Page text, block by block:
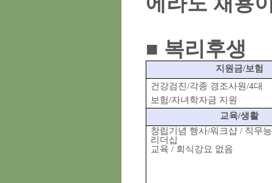
■ 복리후생
지원금/보험
건강검진 /각종 경조사원/4대
보험/자녀학자금 지원
교육/생활
창립기념 행사/워크샵 / 직무
리더십
교육 / 회식강요 없음